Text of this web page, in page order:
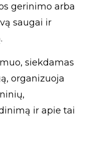
gerinimo arba
saugai ir
siekdamas
organizuoja
ir apie tai